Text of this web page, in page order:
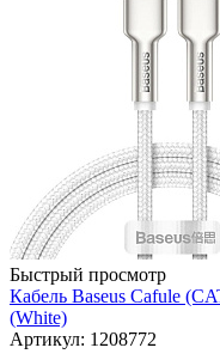
Быстрый просмотр
Кабель Baseus Cafule
(White)
Артикул: 1208772